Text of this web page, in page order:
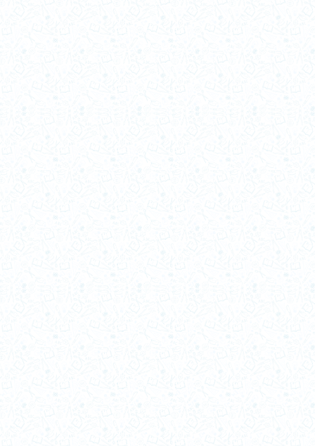
2000-b
2000-a
1999-b
1999-a
1998-a
1997-b
1996-b
1996-a
1995-b